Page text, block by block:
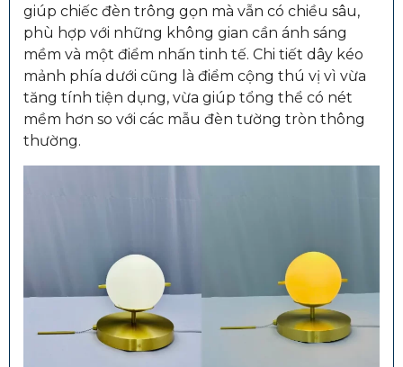
giúp chiếc đèn trông gọn mà vẫn có chiều sâu,
phù hợp với những không gian cần ánh sáng
mềm và một điểm nhấn tinh tế. Chi tiết dây kéo
mảnh phía dưới cũng là điểm cộng thú vị vì vừa
tăng tính tiện dụng, vừa giúp tổng thể có nét
mềm hơn so với các mẫu đèn tường tròn thông
thường.